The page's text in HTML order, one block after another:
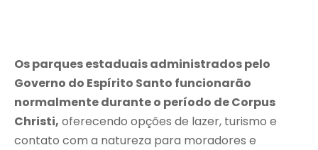
Os parques estaduais administrados pelo
Governo do Espírito Santo funcionarão
normalmente durante o período de Corpus
Christi, oferecendo opções de lazer, turismo e
contato com a natureza para moradores e